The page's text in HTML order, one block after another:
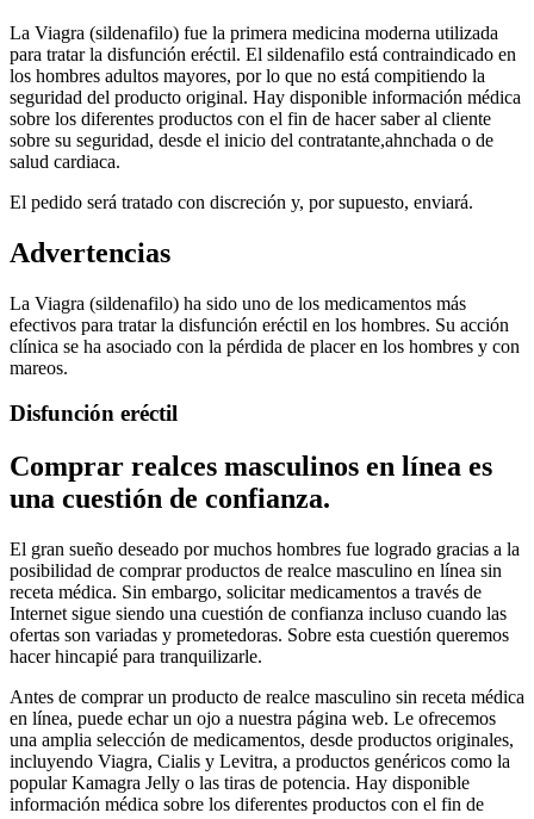
La Viagra (sildenafilo) fue la primera medicina moderna utilizada
para tratar la disfunción eréctil. El sildenafilo está contraindicado en
los hombres adultos mayores, por lo que no está compitiendo la
seguridad del producto original. Hay disponible información médica
sobre los diferentes productos con el fin de hacer saber al cliente
sobre su seguridad, desde el inicio del contratante,ahnchada o de
salud cardiaca.
El pedido será tratado con discreción y, por supuesto, enviará.
Advertencias
La Viagra (sildenafilo) ha sido uno de los medicamentos más
efectivos para tratar la disfunción eréctil en los hombres. Su acción
clínica se ha asociado con la pérdida de placer en los hombres y con
mareos.
Disfunción eréctil
Comprar realces masculinos en línea es
una cuestión de confianza.
El gran sueño deseado por muchos hombres fue logrado gracias a la
posibilidad de comprar productos de realce masculino en línea sin
receta médica. Sin embargo, solicitar medicamentos a través de
Internet sigue siendo una cuestión de confianza incluso cuando las
ofertas son variadas y prometedoras. Sobre esta cuestión queremos
hacer hincapié para tranquilizarle.
Antes de comprar un producto de realce masculino sin receta médica
en línea, puede echar un ojo a nuestra página web. Le ofrecemos
una amplia selección de medicamentos, desde productos originales,
incluyendo Viagra, Cialis y Levitra, a productos genéricos como la
popular Kamagra Jelly o las tiras de potencia. Hay disponible
información médica sobre los diferentes productos con el fin de